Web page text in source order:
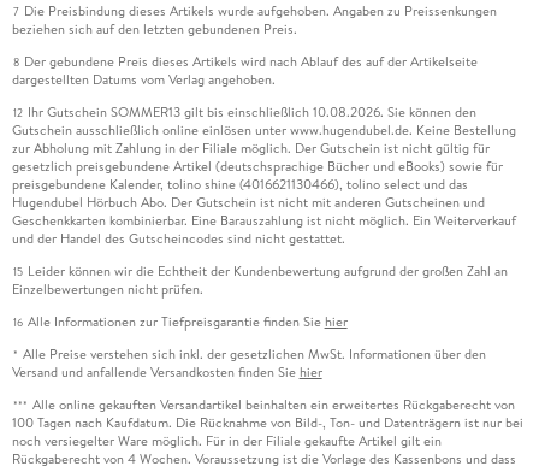
7 Die Preisbindung dieses Artikels wurde aufgehoben. Angaben zu Preissenkungen
beziehen sich auf den letzten gebundenen Preis.
8 Der gebundene Preis dieses Artikels wird nach Ablauf des auf der Artikelseite
dargestellten Datums vom Verlag angehoben.
12 Ihr Gutschein SOMMER13 gilt bis einschließlich 10.08.2026. Sie können den
Gutschein ausschließlich online einlösen unter www.hugendubel.de. Keine Bestellung
zur Abholung mit Zahlung in der Filiale möglich. Der Gutschein ist nicht gültig für
gesetzlich preisgebundene Artikel (deutschsprachige Bücher und eBooks) sowie für
preisgebundene Kalender, tolino shine (4016621130466), tolino select und das
Hugendubel Hörbuch Abo. Der Gutschein ist nicht mit anderen Gutscheinen und
Geschenkkarten kombinierbar. Eine Barauszahlung ist nicht möglich. Ein Weiterverkauf
und der Handel des Gutscheincodes sind nicht gestattet.
15 Leider können wir die Echtheit der Kundenbewertung aufgrund der großen Zahl an
Einzelbewertungen nicht prüfen.
16 Alle Informationen zur Tiefpreisgarantie finden Sie hier
* Alle Preise verstehen sich inkl. der gesetzlichen MwSt. Informationen über den
Versand und anfallende Versandkosten finden Sie hier
*** Alle online gekauften Versandartikel beinhalten ein erweitertes Rückgaberecht von
100 Tagen nach Kaufdatum. Die Rücknahme von Bild-, Ton- und Datenträgern ist nur bei
noch versiegelter Ware möglich. Für in der Filiale gekaufte Artikel gilt ein
Rückgaberecht von 4 Wochen. Voraussetzung ist die Vorlage des Kassenbons und dass